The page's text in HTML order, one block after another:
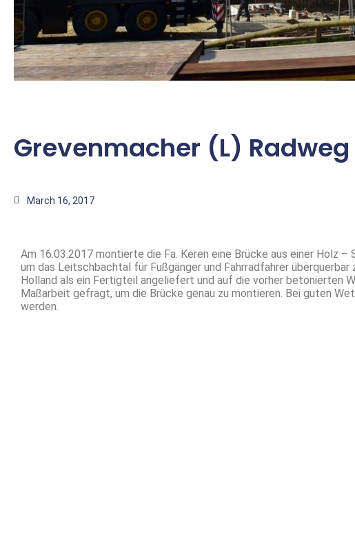
Grevenmacher (L)
March 16, 2017
Am 16.03.2017 montierte die Fa. Keren eine Brücke aus einer Holz
um das Leitschbachtal für Fußgänger und Fahrradfahrer überquerbar
Holland als ein Fertigteil angeliefert und auf die vorher betonierten
Maßarbeit gefragt, um die Brücke genau zu montieren. Bei guten
werden.